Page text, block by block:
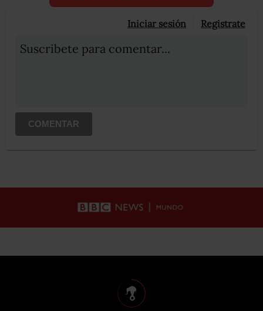
Iniciar sesión Registrate
Suscribete para comentar...
COMENTAR